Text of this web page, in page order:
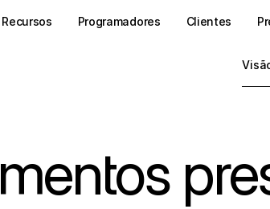
Recursos Programadores Clientes